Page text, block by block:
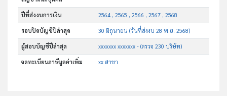
ปีที่ส่งงบการเงิน 2564 , 2565 , 2566 , 2567 , 2568
รอบปิดบัญชีปีล่าสุด 30 มิถุนายน (วันที่ส่งงบ 28 พ.ย. 2568)
ผู้สอบบัญชีปีล่าสุด xxxxxxx xxxxxxx - (ตรวจ 230 บริษัท)
จดทะเบียนภาษีมูลค่าเพิ่ม xx สาขา